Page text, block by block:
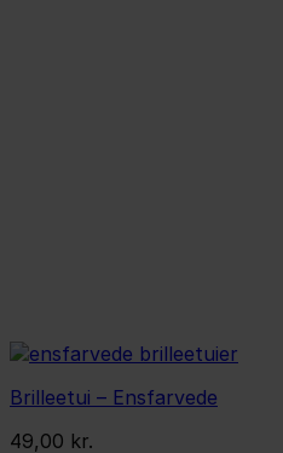
Brilleetui – Ensfarvede
49,00 kr.